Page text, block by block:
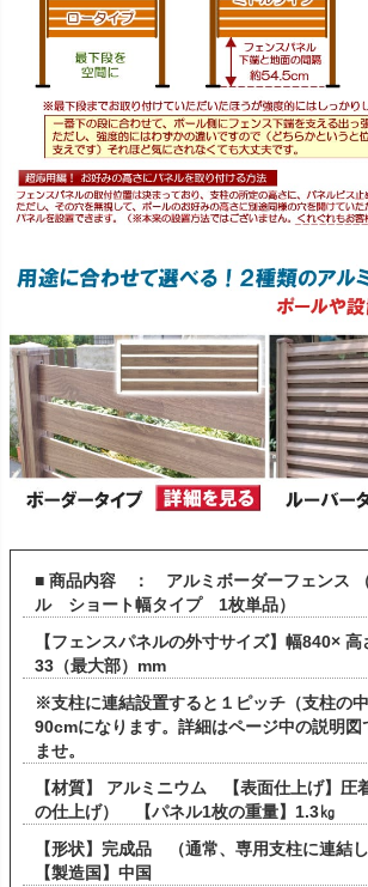
■ 商品内容 ： アルミボーダーフェンス
ル ショート幅タイプ 1枚単品）
【フェンスパネルの外寸サイズ】幅840×
33（最大部）mm
※支柱に連結設置すると１ピッチ（支柱の
90cmになります。詳細はページ中の説明図
ませ。
【材質】 アルミニウム 【表面仕上げ】圧
の仕上げ） 【パネル1枚の重量】1.3㎏
【形状】完成品 （通常、専用支柱に連結し
【製造国】中国